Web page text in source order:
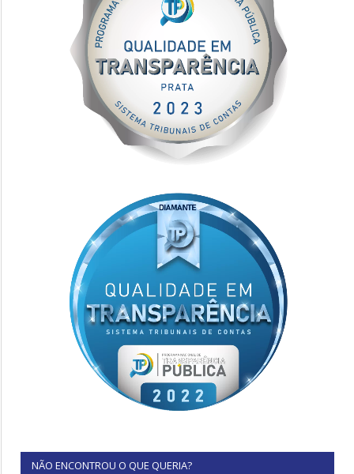
NÃO ENCONTROU O QUE QUERIA?